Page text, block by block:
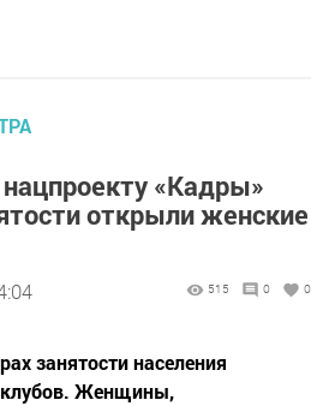
«Кадры»
открыли женские
515 0 0
занятости населения
клубов. Женщины,